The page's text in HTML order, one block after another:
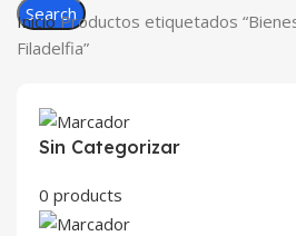
Search
InicioProductos etiquetados
Filadelfia”
Sin Categorizar
0 products